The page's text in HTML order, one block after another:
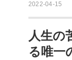
2022-04-15
人生の
る唯一